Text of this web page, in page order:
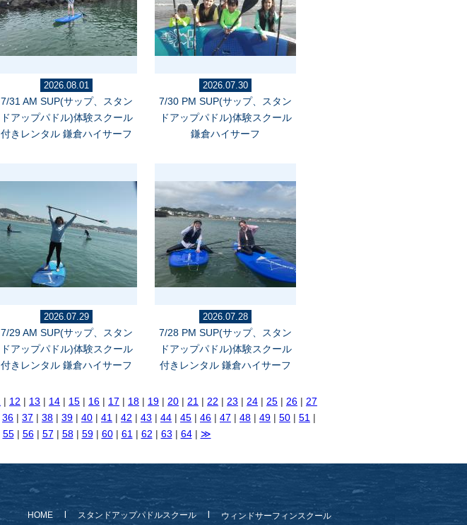
2026.08.01
7/31 AM SUP(サップ、スタン
ドアップパドル)体験スクール
付きレンタル 鎌倉ハイサーフ
2026.07.30
7/30 PM SUP(サップ、スタン
ドアップパドル)体験スクール
鎌倉ハイサーフ
2026.07.29
7/29 AM SUP(サップ、スタン
ドアップパドル)体験スクール
付きレンタル 鎌倉ハイサーフ
2026.07.28
7/28 PM SUP(サップ、スタン
ドアップパドル)体験スクール
付きレンタル 鎌倉ハイサーフ
| 12 | 13 | 14 | 15 | 16 | 17 | 18 | 19 | 20 | 21 | 22 | 23 | 24 | 25 | 26 | 27
36 | 37 | 38 | 39 | 40 | 41 | 42 | 43 | 44 | 45 | 46 | 47 | 48 | 49 | 50 | 51 |
55| 56| 57 | 58| 59| 60| 61 | 62 | 63 | 64| ≫
HOME スタンドアップパドルスクール ウィンドサーフィンスクール